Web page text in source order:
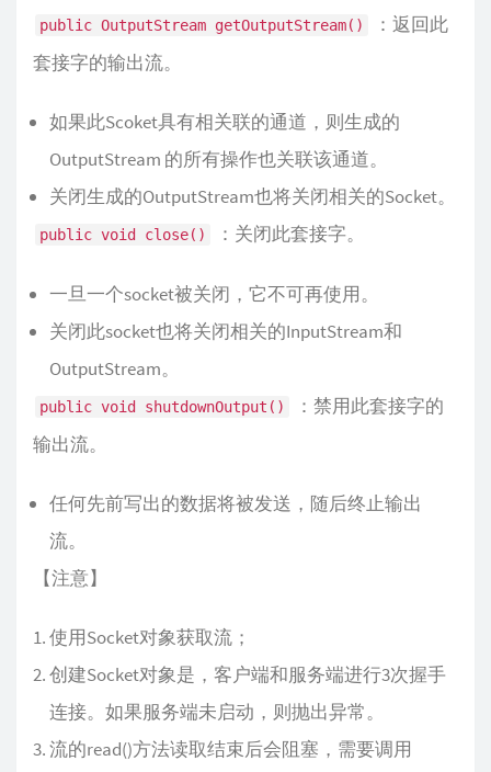
public OutputStream getOutputStream()
：返回此
套接字的输出流。
如果此Scoket具有相关联的通道，则生成的
OutputStream 的所有操作也关联该通道。
关闭生成的OutputStream也将关闭相关的Socket。
public void close() ：关闭此套接字。
一旦一个socket被关闭，它不可再使用。
关闭此socket也将关闭相关的InputStream和
OutputStream。
public void shutdownOutput()
：禁用此套接字的
输出流。
任何先前写出的数据将被发送，随后终止输出
流。
【注意】
使用Socket对象获取流；
创建Socket对象是，客户端和服务端进行3次握手
连接。如果服务端未启动，则抛出异常。
流的read()方法读取结束后会阻塞，需要调用